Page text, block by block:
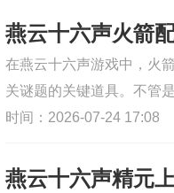
及周边区域，从恩典餐堂
来说特别划算~
燕云十六声火箭
在燕云十六声游戏中，火
关谜题的关键道具。不管
障碍，还是在战斗里需要
作，才能随时补充，不被
时间：2026-07-24 17:08